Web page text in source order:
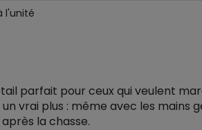
l'unité
parfait pour ceux qui veulent
vrai plus : même avec les mains
la chasse.